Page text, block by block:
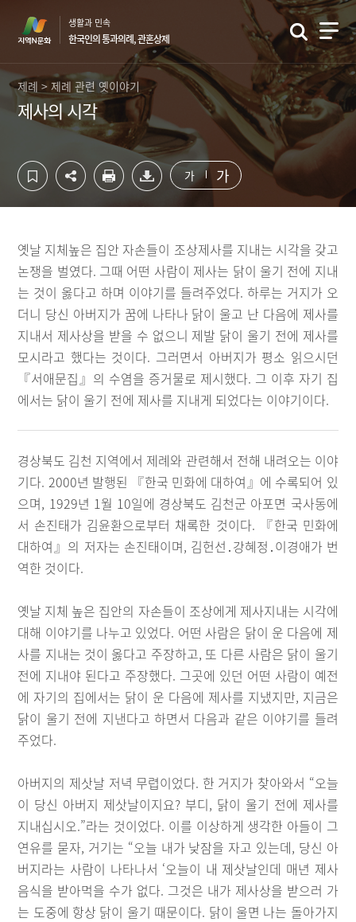
영
역
역
바
생활과 민속
한국인의 통과의례, 관혼상제
제례 > 제례 관련 옛이야기
제사의 시각
가 가
옛날 지체높은 집안 자손들이 조상제사를 지내는 시각을 갖고
논쟁을 벌였다. 그때 어떤 사람이 제사는 닭이 울기 전에 지내
는 것이 옳다고 하며 이야기를 들려주었다. 하루는 거지가 오
더니 당신 아버지가 꿈에 나타나 닭이 울고 난 다음에 제사를
지내서 제사상을 받을 수 없으니 제발 닭이 울기 전에 제사를
모시라고 했다는 것이다. 그러면서 아버지가 평소 읽으시던
『서애문집』의 수염을 증거물로 제시했다. 그 이후 자기 집
에서는 닭이 울기 전에 제사를 지내게 되었다는 이야기이다.
경상북도 김천 지역에서 제례와 관련해서 전해 내려오는 이야
기다. 2000년 발행된 『한국 민화에 대하여』에 수록되어 있
으며, 1929년 1월 10일에 경상북도 김천군 아포면 국사동에
서 손진태가 김윤환으로부터 채록한 것이다. 『한국 민화에
대하여』의 저자는 손진태이며, 김헌선․강혜정․이경애가 번
역한 것이다.
옛날 지체 높은 집안의 자손들이 조상에게 제사지내는 시각에
대해 이야기를 나누고 있었다. 어떤 사람은 닭이 운 다음에 제
사를 지내는 것이 옳다고 주장하고, 또 다른 사람은 닭이 울기
전에 지내야 된다고 주장했다. 그곳에 있던 어떤 사람이 예전
에 자기의 집에서는 닭이 운 다음에 제사를 지냈지만, 지금은
닭이 울기 전에 지낸다고 하면서 다음과 같은 이야기를 들려
주었다.
아버지의 제삿날 저녁 무렵이었다. 한 거지가 찾아와서 “오늘
이 당신 아버지 제삿날이지요? 부디, 닭이 울기 전에 제사를
지내십시오.”라는 것이었다. 이를 이상하게 생각한 아들이 그
연유를 묻자, 거기는 “오늘 내가 낮잠을 자고 있는데, 당신 아
버지라는 사람이 나타나서 ‘오늘이 내 제삿날인데 매년 제사
음식을 받아먹을 수가 없다. 그것은 내가 제사상을 받으러 가
는 도중에 항상 닭이 울기 때문이다. 닭이 울면 나는 돌아가지